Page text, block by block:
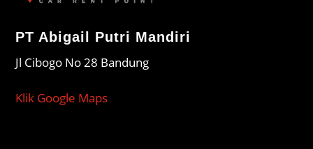
PT Abigail Putri Mandiri
Jl Cibogo No 28 Bandung
Klik Google Maps